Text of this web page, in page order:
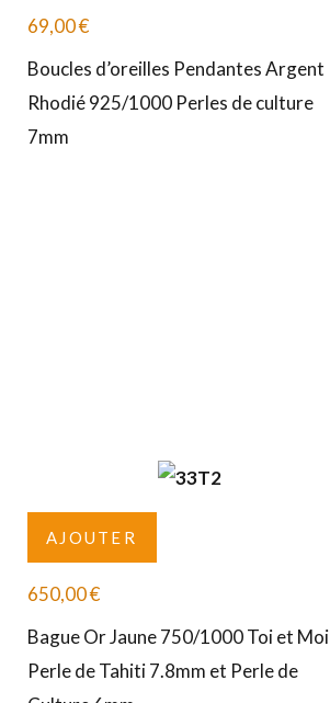
69,00€
Boucles d’oreilles Pendantes Argent
Rhodié 925/1000 Perles de culture
7mm
AJOUTER
650,00€
Bague Or Jaune 750/1000 Toi et Moi
Perle de Tahiti 7.8mm et Perle de